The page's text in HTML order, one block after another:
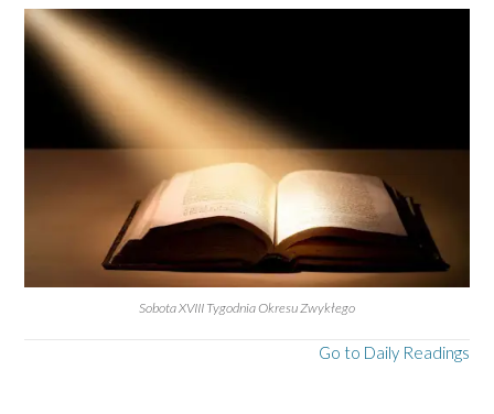
Sobota XVIII Tygodnia Okresu Zwykłego
Go to Daily Readings